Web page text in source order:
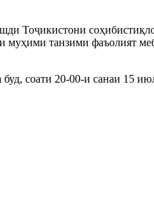
Тоҷикистони
муҳими танзими фаъолият
соати 20-00-и санаи 15